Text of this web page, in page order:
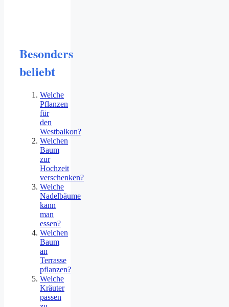
Besonders
beliebt
Welche
Pflanzen
für
den
Westbalkon?
Welchen
Baum
zur
Hochzeit
verschenken?
Welche
Nadelbäume
kann
man
essen?
Welchen
Baum
an
Terrasse
pflanzen?
Welche
Kräuter
passen